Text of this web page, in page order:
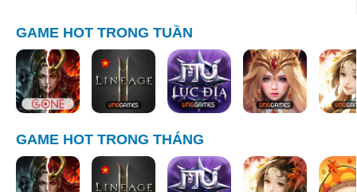
GAME HOT TRONG TUẦN
GAME HOT TRONG THÁNG